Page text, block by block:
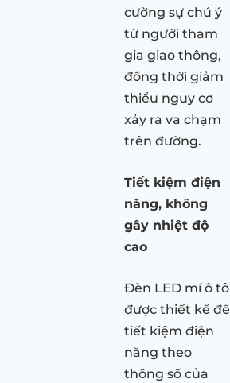
cường sự chú ý
từ người tham
gia giao thông,
đồng thời giảm
thiểu nguy cơ
xảy ra va chạm
trên đường.
Tiết kiệm điện
năng, không
gây nhiệt độ
cao
Đèn LED mí ô tô
được thiết kế để
tiết kiệm điện
năng theo
thông số của